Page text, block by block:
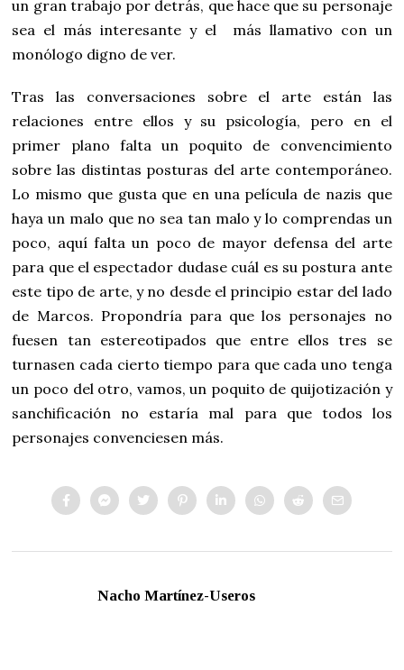
un gran trabajo por detrás, que hace que su personaje
sea el más interesante y el más llamativo con un
monólogo digno de ver.
Tras las conversaciones sobre el arte están las
relaciones entre ellos y su psicología, pero en el
primer plano falta un poquito de convencimiento
sobre las distintas posturas del arte contemporáneo.
Lo mismo que gusta que en una película de nazis que
haya un malo que no sea tan malo y lo comprendas un
poco, aquí falta un poco de mayor defensa del arte
para que el espectador dudase cuál es su postura ante
este tipo de arte, y no desde el principio estar del lado
de Marcos. Propondría para que los personajes no
fuesen tan estereotipados que entre ellos tres se
turnasen cada cierto tiempo para que cada uno tenga
un poco del otro, vamos, un poquito de quijotización y
sanchificación no estaría mal para que todos los
personajes convenciesen más.
Nacho Martínez-Useros